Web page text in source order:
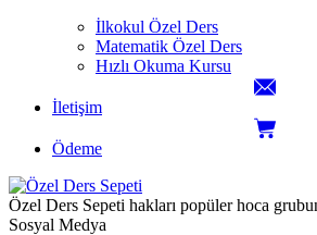
İlkokul Özel Ders
Matematik Özel Ders
Hızlı Okuma Kursu
İletişim
Ödeme
Özel Ders Sepeti hakları popüler hoca
Sosyal Medya